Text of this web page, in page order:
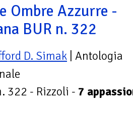
Ombre Azzurre -
BUR n. 322
D. Simak | Antologia
322 - Rizzoli - 7